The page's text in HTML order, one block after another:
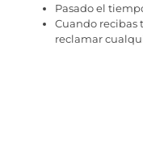
Pasado el
Cuando recibas
reclamar